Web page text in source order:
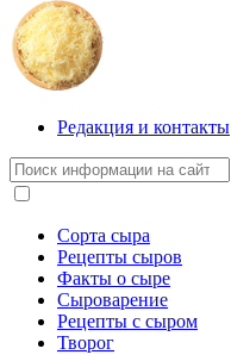
Редакция и контакты
Сорта сыра
Рецепты сыров
Факты о сыре
Сыроварение
Рецепты с сыром
Творог